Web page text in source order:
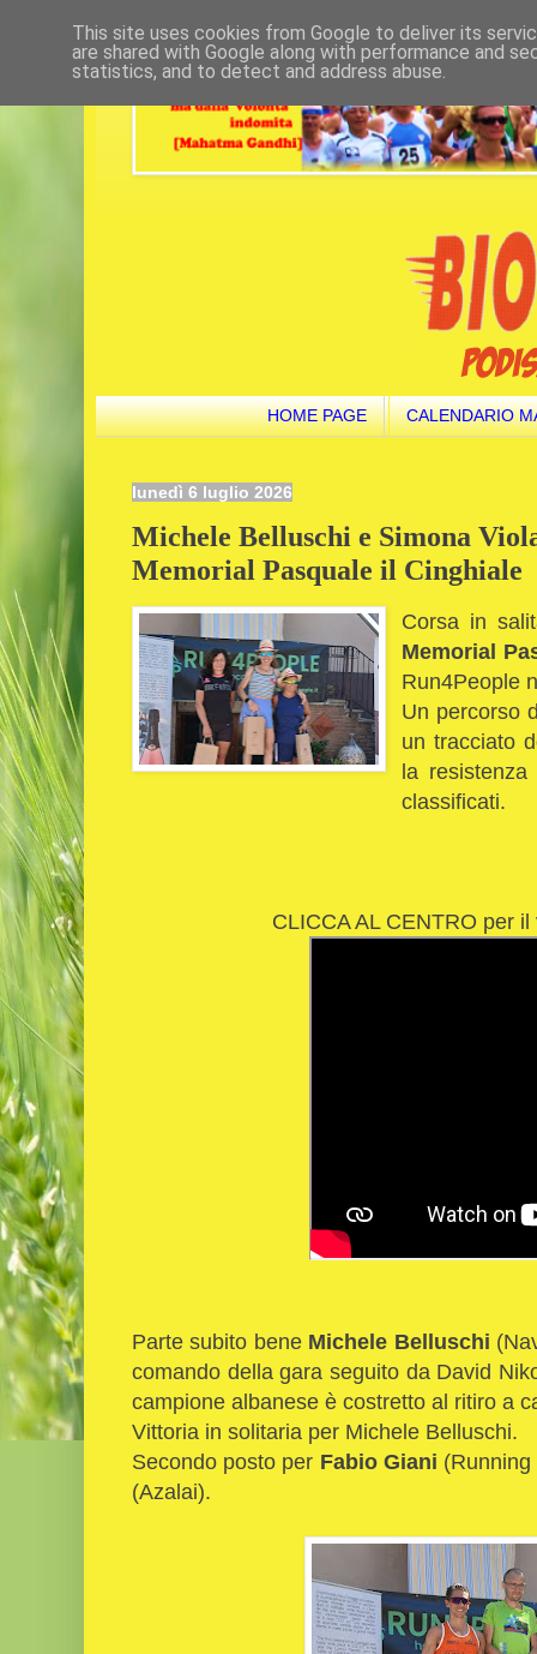
HOME PAGE CALENDARIO
lunedì 6 luglio 2026
Michele Belluschi e Simona
Memorial Pasquale il Cinghiale
Corsa in
Memorial
Run4People
Un percorso
un tracciato
la
classificati.
CLICCA AL CENTRO per
Parte subito bene Michele Belluschi
comando della gara seguito da David
campione albanese è costretto al ritiro a
Vittoria in solitaria per Michele Belluschi.
Secondo posto per Fabio Giani
(Azalai).
This site uses cookies from Google to deliver its
are shared with Google along with performance and
statistics, and to detect and address abuse.